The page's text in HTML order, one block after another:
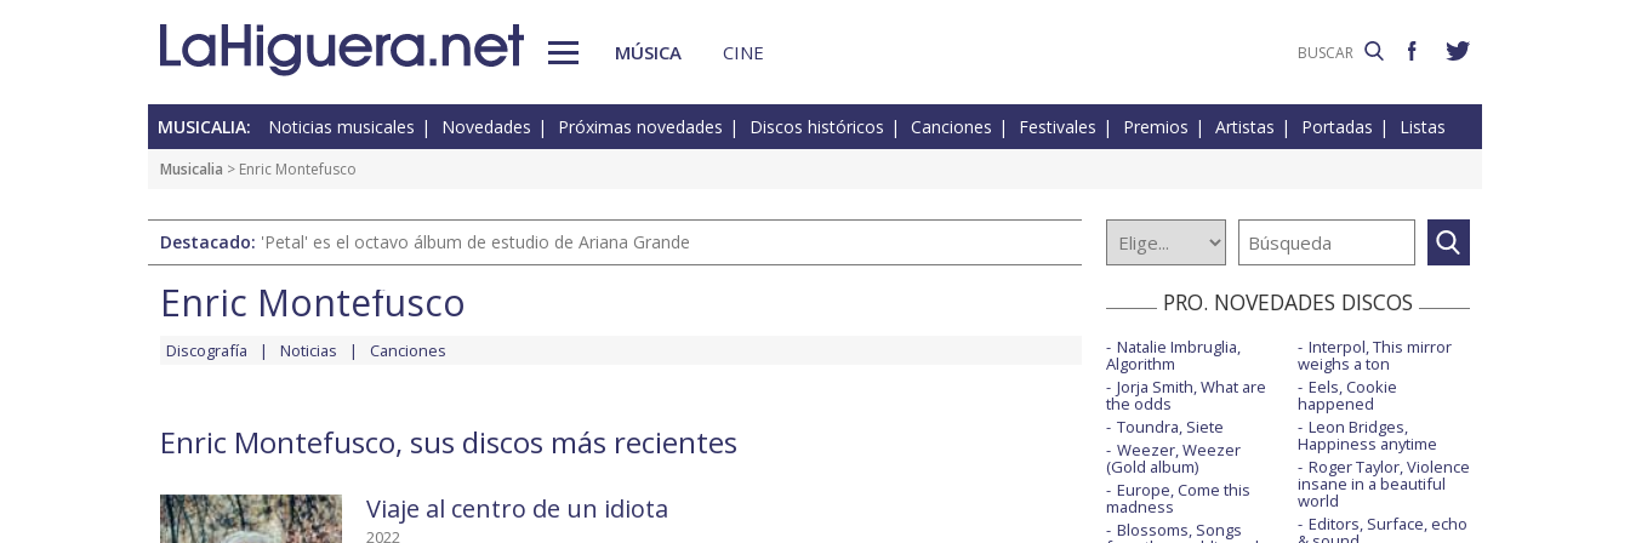
MÚSICA CINE
MUSICALIA: Noticias musicales Novedades Próximas novedades Discos históricos Canciones Festivales Premios Artistas Portadas Listas
Musicalia > Enric Montefusco
Destacado: 'Petal' es el octavo álbum de estudio de Ariana Grande
Enric Montefusco
Discografía Noticias Canciones
Enric Montefusco, sus discos más recientes
Viaje al centro de un idiota
2022
PRO. NOVEDADES DISCOS
Natalie Imbruglia,
Algorithm
Jorja Smith, What are
the odds
Toundra, Siete
Weezer, Weezer
(Gold album)
Europe, Come this
madness
Blossoms, Songs
Interpol, This mirror
weighs a ton
Eels, Cookie
happened
Leon Bridges,
Happiness anytime
Roger Taylor, Violence
insane in a beautiful
world
Editors, Surface, echo